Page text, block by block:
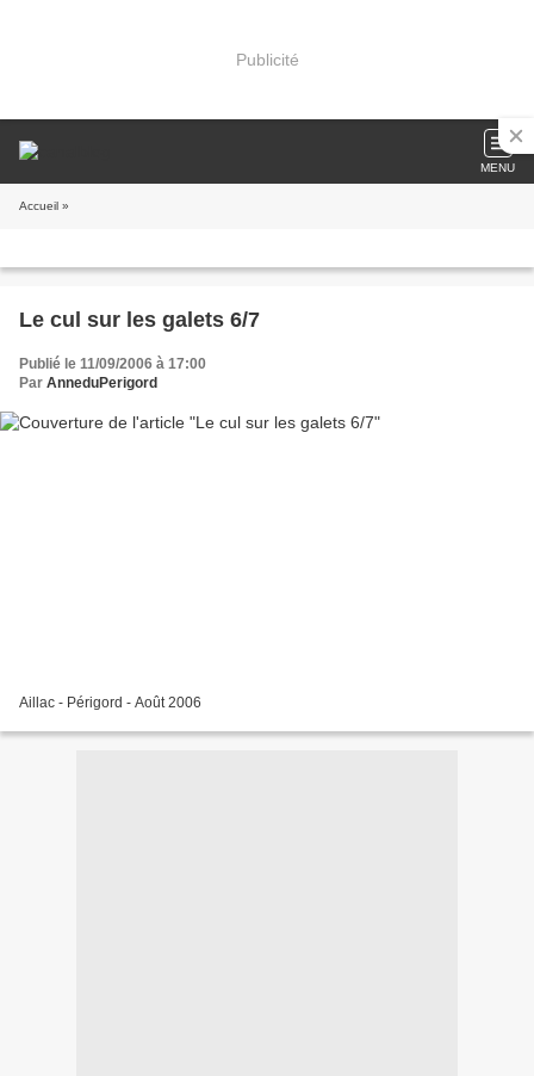
Publicité
MENU
Accueil »
Le cul sur les galets 6/7
Publié le 11/09/2006 à 17:00
Par AnneduPerigord
Aillac - Périgord - Août 2006